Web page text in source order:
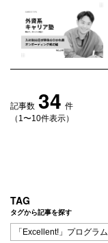
記事数 34 件
（1〜10件表示）
TAG
タグから記事を探す
「Excellent!」プログラム